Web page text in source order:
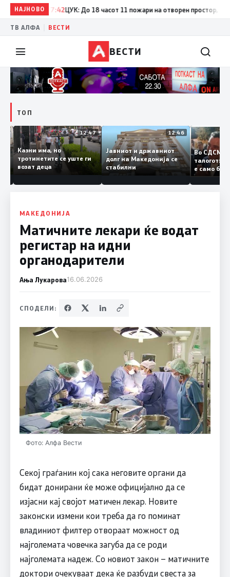
НАЈНОВО
17:42ЦУК: До 18 часот 11 пожари на отворен простор, од кои
ТВ АЛФА ВЕСТИ
ВЕСТИ
ТОП
12:50 12:47
Казни има, но
тротинетите се уште ги
возат деца
12:46
Јавниот и државниот
долг на Македонија се
стабилни
Во СДСМ
е само
копија
Заев
МАКЕДОНИЈА
Матичните лекари ќе водат
регистар на идни
органодарители
Ања Лукарова16.06.2026
СПОДЕЛИ:
Фото: Алфа Вести
Секој граѓанин кој сака неговите органи да
бидат донирани ќе може официјално да се
изјасни кај својот матичен лекар. Новите
законски измени кои треба да го поминат
владиниот филтер отвораат можност од
најголемата човечка загуба да се роди
најголемата надеж. Со новиот закон – матичните
доктори очекуваат дека ќе разбуди свеста за